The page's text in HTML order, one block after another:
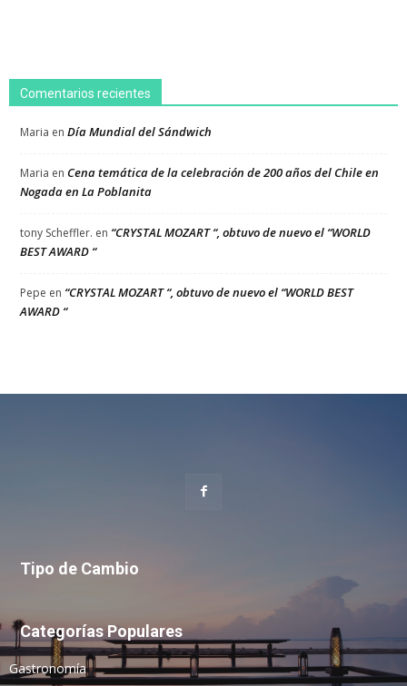
Comentarios recientes
Maria en Día Mundial del Sándwich
Maria en Cena temática de la celebración de 200 años del Chile en
Nogada en La Poblanita
tony Scheffler. en “CRYSTAL MOZART “, obtuvo de nuevo el “WORLD
BEST AWARD “
Pepe en “CRYSTAL MOZART “, obtuvo de nuevo el “WORLD BEST
AWARD “
Tipo de Cambio
Categorías Populares
Gastronomía